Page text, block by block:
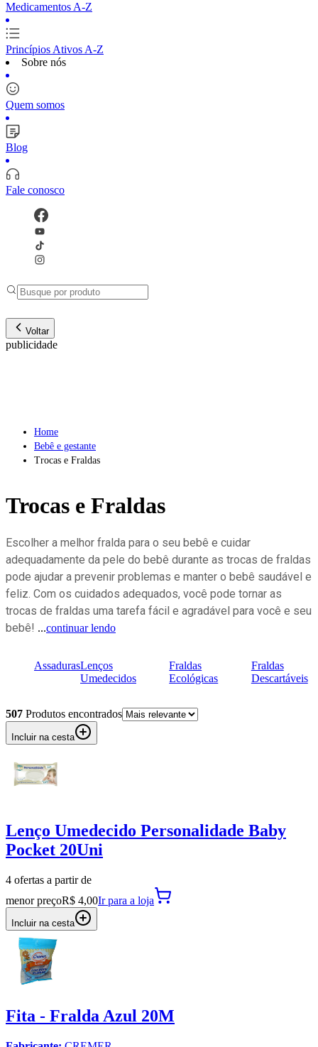
Medicamentos A-Z
Princípios Ativos A-Z
Sobre nós
Quem somos
Blog
Fale conosco
Voltar
publicidade
Home
Bebê e gestante
Trocas e Fraldas
Trocas e Fraldas
Escolher a melhor fralda para o seu bebê e cuidar
adequadamente da pele do bebê durante as trocas de fraldas
pode ajudar a prevenir problemas e manter o bebê saudável e
feliz. Com os cuidados adequados, você pode tornar as
trocas de fraldas uma tarefa fácil e agradável para você e seu
bebê! ...continuar lendo
AssadurasLenços
Umedecidos
Fraldas
Ecológicas
Fraldas
Descartáveis
507 Produtos encontrados
Incluir na cesta
Lenço Umedecido Personalidade Baby
Pocket 20Uni
4 ofertas a partir de
menor preçoR$ 4,00Ir para a loja
Incluir na cesta
Fita - Fralda Azul 20M